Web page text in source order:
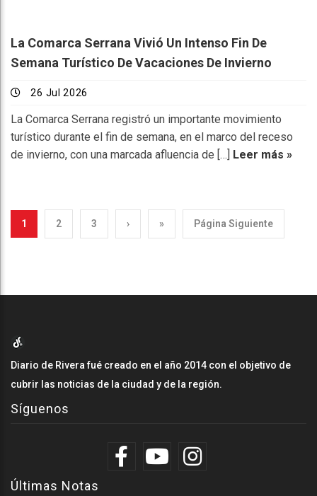
La Comarca Serrana Vivió Un Intenso Fin De
Semana Turístico De Vacaciones De Invierno
26 Jul 2026
La Comarca Serrana registró un importante movimiento
turístico durante el fin de semana, en el marco del receso
de invierno, con una marcada afluencia de […] Leer más »
1 2 3 › » Página Siguiente
Diario de Rivera fué creado en el año 2014 con el objetivo de
cubrir las noticias de la ciudad y de la región.
Síguenos
Últimas Notas